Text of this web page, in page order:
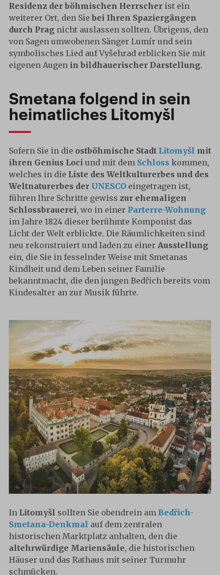
Residenz der böhmischen Herrscher ist ein
weiterer Ort, den Sie bei Ihren Spaziergängen
durch Prag nicht auslassen sollten. Übrigens, den
von Sagen umwobenen Sänger Lumír und sein
symbolisches Lied auf Vyšehrad erblicken Sie mit
eigenen Augen in bildhauerischer Darstellung.
Smetana folgend in sein
heimatliches Litomyšl
Sofern Sie in die ostböhmische Stadt Litomyšl mit
ihren Genius Loci und mit dem Schloss kommen,
welches in die Liste des Weltkulturerbes und des
Weltnaturerbes der UNESCO eingetragen ist,
führen Ihre Schritte gewiss zur ehemaligen
Schlossbrauerei, wo in einer Parterre-Wohnung
im Jahre 1824 dieser berühmte Komponist das
Licht der Welt erblickte. Die Räumlichkeiten sind
neu rekonstruiert und laden zu einer Ausstellung
ein, die Sie in fesselnder Weise mit Smetanas
Kindheit und dem Leben seiner Familie
bekanntmacht, die den jungen Bedřich bereits vom
Kindesalter an zur Musik führte.
In Litomyšl sollten Sie obendrein am Bedřich-
Smetana-Denkmal auf dem zentralen
historischen Marktplatz anhalten, den die
altehrwürdige Mariensäule, die historischen
Häuser und das Rathaus mit seiner Turmuhr
schmücken.